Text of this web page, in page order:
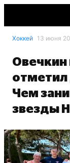
Хоккей 13 июня
отметил
Чем
звезды